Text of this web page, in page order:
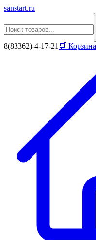
sanstart.ru
8(83362)-4-17-21 🛒 Корзина